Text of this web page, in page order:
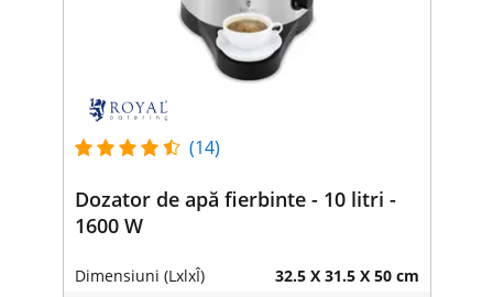
(14)
Dozator de apă fierbinte - 10 litri -
1600 W
Dimensiuni (LxlxÎ) 32.5 X 31.5 X 50 cm